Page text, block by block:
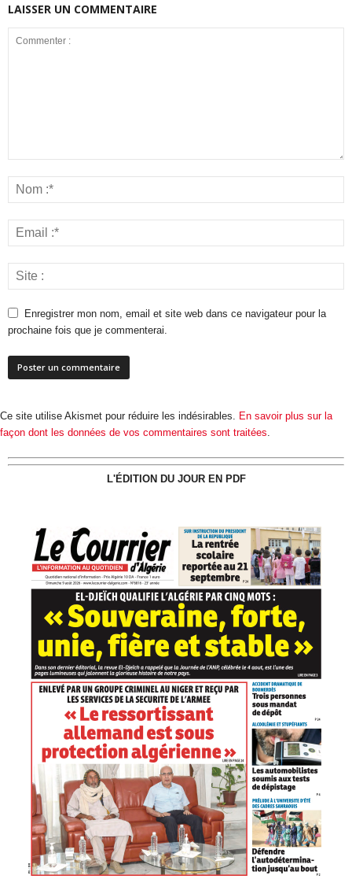
LAISSER UN COMMENTAIRE
Enregistrer mon nom, email et site web dans ce navigateur pour la
prochaine fois que je commenterai.
Ce site utilise Akismet pour réduire les indésirables. En savoir plus sur la
façon dont les données de vos commentaires sont traitées.
L'ÉDITION DU JOUR EN PDF